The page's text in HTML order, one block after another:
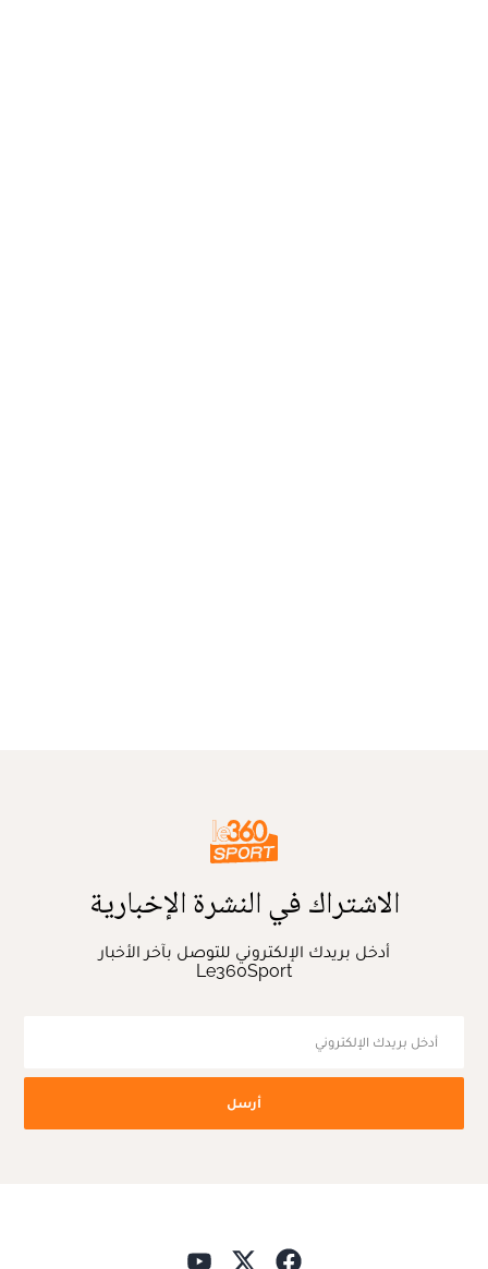
الاشتراك في النشرة الإخبارية
أدخل بريدك الإلكتروني للتوصل بآخر الأخبار
Le360Sport
أرسل